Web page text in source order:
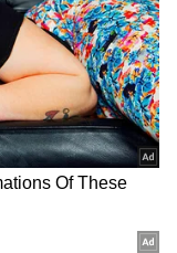
முதலாக
இவருக்கு